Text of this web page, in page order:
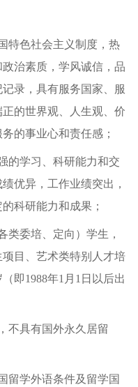
特色社会主义制度，热
治素质，学风诚信，品
录，具有服务国家、服
的世界观、人生观、价
的事业心和责任感；
的学习、科研能力和交
优异，工作业绩突出，
科研能力和成果；
类委培、定向）学生，
目、艺术类特别人才培
即1988年1月1日以后出
不具有国外永久居留
留学外语条件及留学国